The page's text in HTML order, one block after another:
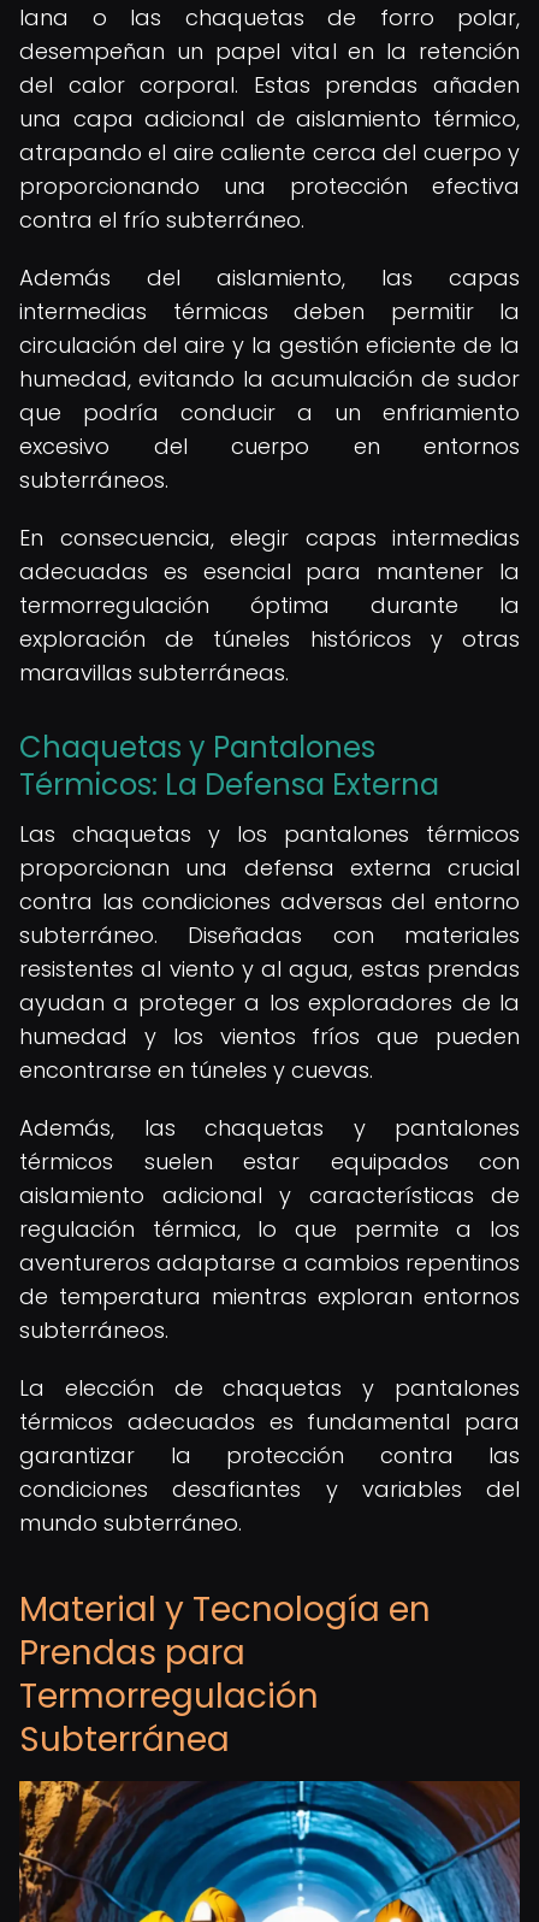
lana o las chaquetas de forro polar,
desempeñan un papel vital en la retención
del calor corporal. Estas prendas añaden
una capa adicional de aislamiento térmico,
atrapando el aire caliente cerca del cuerpo y
proporcionando una protección efectiva
contra el frío subterráneo.
Además del aislamiento, las capas
intermedias térmicas deben permitir la
circulación del aire y la gestión eficiente de la
humedad, evitando la acumulación de sudor
que podría conducir a un enfriamiento
excesivo del cuerpo en entornos
subterráneos.
En consecuencia, elegir capas intermedias
adecuadas es esencial para mantener la
termorregulación óptima durante la
exploración de túneles históricos y otras
maravillas subterráneas.
Chaquetas y Pantalones
Térmicos: La Defensa Externa
Las chaquetas y los pantalones térmicos
proporcionan una defensa externa crucial
contra las condiciones adversas del entorno
subterráneo. Diseñadas con materiales
resistentes al viento y al agua, estas prendas
ayudan a proteger a los exploradores de la
humedad y los vientos fríos que pueden
encontrarse en túneles y cuevas.
Además, las chaquetas y pantalones
térmicos suelen estar equipados con
aislamiento adicional y características de
regulación térmica, lo que permite a los
aventureros adaptarse a cambios repentinos
de temperatura mientras exploran entornos
subterráneos.
La elección de chaquetas y pantalones
térmicos adecuados es fundamental para
garantizar la protección contra las
condiciones desafiantes y variables del
mundo subterráneo.
Material y Tecnología en
Prendas para
Termorregulación
Subterránea